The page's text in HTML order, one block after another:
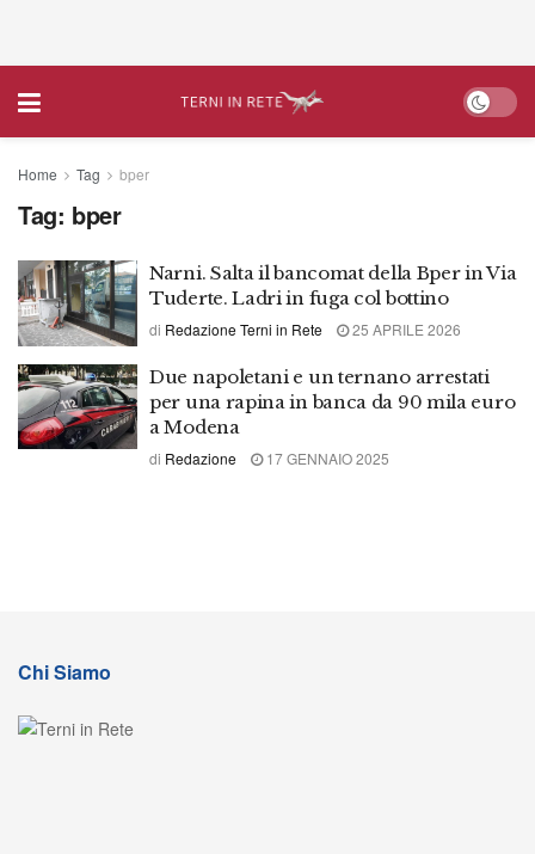
Home Tag bper
Tag: bper
Narni. Salta il bancomat della Bper in Via
Tuderte. Ladri in fuga col bottino
di Redazione Terni in Rete 25 APRILE 2026
Due napoletani e un ternano arrestati
per una rapina in banca da 90 mila euro
a Modena
di Redazione 17 GENNAIO 2025
Chi Siamo